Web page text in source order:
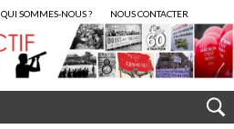
QUI SOMMES-NOUS ? NOUS CONTACTER